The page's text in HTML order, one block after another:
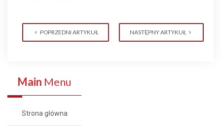
POPRZEDNI ARTYKUŁ NASTĘPNY ARTYKUŁ
Main Menu
Strona główna